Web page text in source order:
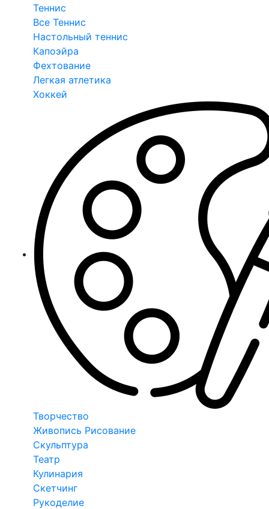
Теннис
Все Теннис
Настольный теннис
Капоэйра
Фехтование
Легкая атлетика
Хоккей
Творчество
Живопись Рисование
Скульптура
Театр
Кулинария
Скетчинг
Рукоделие